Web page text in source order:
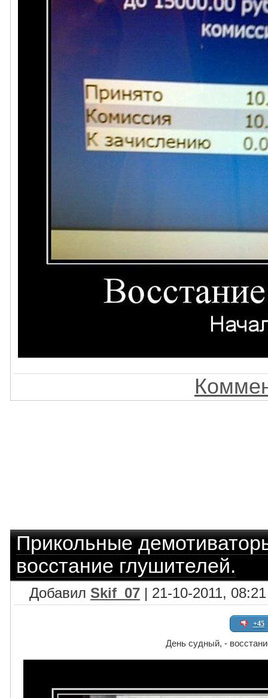
Прикольные
восстание глушителей.
Добавил Skif_07 | 21-10-2011, 08:21
+45
День судный, -